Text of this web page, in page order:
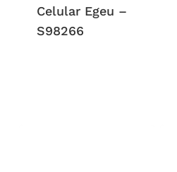
Celular Egeu –
S98266